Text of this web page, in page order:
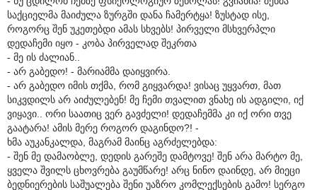
საქციელმა მაიძულა ზურგში დანა ჩამერტყა! ზუსტად ისე,
როგორც შენ უკეთებდი ამას სხვებს! პირველი მსხვერპლი
დედაჩემი იყო - კობა პირველად შეკრთა
- მე ის ძალიან..
- არ გაბედო! - მარიამმა დაიყვირა.
- არ გაბედო იმის თქმა, რომ გიყვარდა! ვისაც უყვართ, მათ
სიკვდილს არ აიძულებენ! მე ჩემი თვალით ვნახე ის ადგილი, იქ
ვიყავი.. ორი საათიც ვერ გავძელი! დედაჩემმა კი იქ ორი თვე
გაატარა! ამის მერე როგორ დაგინდო?! -
ხმა აუკანკალდა, მაგრამ მაინც აგრძელებდა:
- შენ მე დამაობლე, დედის გარეშე დამტოვე! შენ არა მარტო მე,
ყველა შვილს ცხოვრება გაუმწარე! არც ნინო დაინდე, არ მიეცი
ბედნიერების საშუალება შენი უაზრო კომლექსების გამო! სერგო